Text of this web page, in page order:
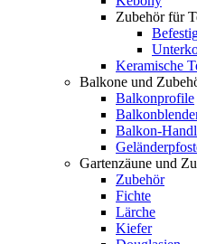
Zubehör für
Keramische
Balkone und
Balkonprofile
Balkon-
Gartenzäune und
Zubehör
Fichte
Lärche
Kiefer